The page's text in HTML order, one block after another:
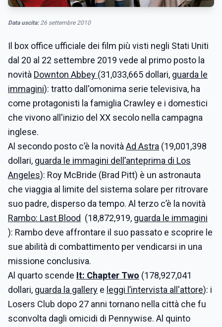
Data uscita:26 settembre 2010
Il box office ufficiale dei film più visti negli Stati Uniti
dal 20 al 22 settembre 2019 vede al primo posto la
novità Downton Abbey (31,033,665 dollari, guarda le
immagini): tratto dall'omonima serie televisiva, ha
come protagonisti la famiglia Crawley e i domestici
che vivono all'inizio del XX secolo nella campagna
inglese.
Al secondo posto c’è la novità Ad Astra (19,001,398
dollari, guarda le immagini dell’anteprima di Los
Angeles): Roy McBride (Brad Pitt) è un astronauta
che viaggia al limite del sistema solare per ritrovare
suo padre, disperso da tempo. Al terzo c’è la novità
Rambo: Last Blood (18,872,919, guarda le immagini
): Rambo deve affrontare il suo passato e scoprire le
sue abilità di combattimento per vendicarsi in una
missione conclusiva.
Al quarto scende It: Chapter Two (178,927,041
dollari, guarda la gallery e leggi l’intervista all'attore): i
Losers Club dopo 27 anni tornano nella città che fu
sconvolta dagli omicidi di Pennywise. Al quinto